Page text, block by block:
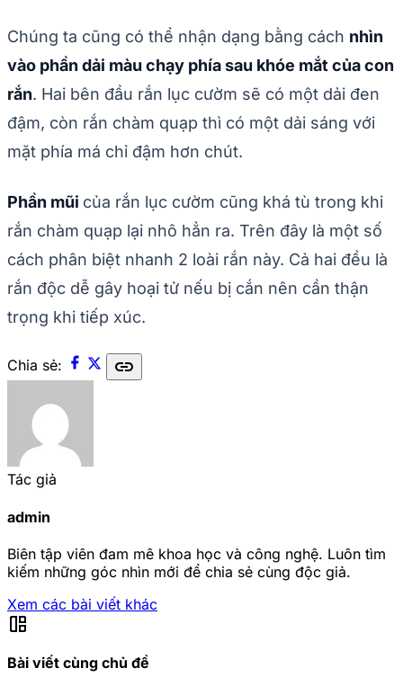
Chúng ta cũng có thể nhận dạng bằng cách nhìn
vào phần dải màu chạy phía sau khóe mắt của con
rắn. Hai bên đầu rắn lục cườm sẽ có một dải đen
đậm, còn rắn chàm quạp thì có một dải sáng với
mặt phía má chỉ đậm hơn chút.
Phần mũi của rắn lục cườm cũng khá tù trong khi
rắn chàm quạp lại nhô hẳn ra. Trên đây là một số
cách phân biệt nhanh 2 loài rắn này. Cả hai đều là
rắn độc dễ gây hoại tử nếu bị cắn nên cần thận
trọng khi tiếp xúc.
Chia sẻ: link
Tác giả
admin
Biên tập viên đam mê khoa học và công nghệ. Luôn tìm
kiếm những góc nhìn mới để chia sẻ cùng độc giả.
Xem các bài viết khác
auto_awesome_mosaic
Bài viết cùng chủ đề